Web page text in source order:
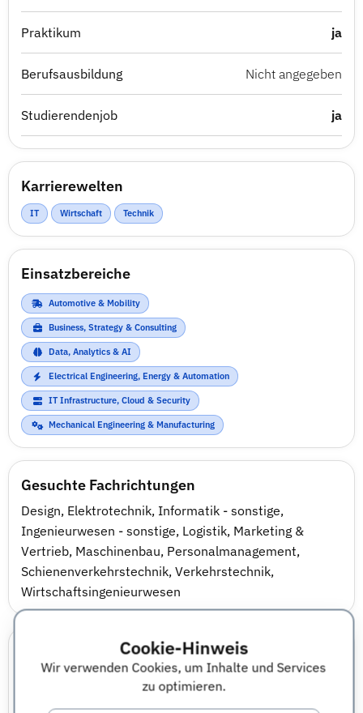
Cookie-Hinweis
Wir verwenden Cookies, um Inhalte und Services
zu optimieren.
Praktikum ja
Berufsausbildung Nicht angegeben
Studierendenjob ja
Karrierewelten
IT Wirtschaft Technik
Einsatzbereiche
Automotive & Mobility
Business, Strategy & Consulting
Data, Analytics & AI
Electrical Engineering, Energy & Automation
IT Infrastructure, Cloud & Security
Mechanical Engineering & Manufacturing
Gesuchte Fachrichtungen
Design, Elektrotechnik, Informatik - sonstige,
Ingenieurwesen - sonstige, Logistik, Marketing &
Vertrieb, Maschinenbau, Personalmanagement,
Schienenverkehrstechnik, Verkehrstechnik,
Wirtschaftsingenieurwesen
Bewerbungsprozess & Auswahlverfahren
Als Bewerber erhalten Sie auf jeden Fall eine
schriftliche Bestätigung über den Bewerbungseingang.